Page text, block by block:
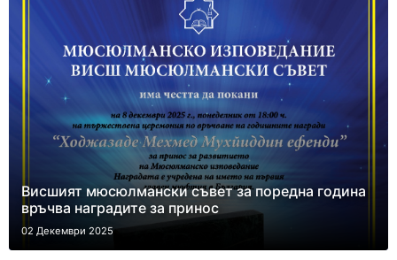
Висшият мюсюлмански съвет за поредна година
връчва наградите за принос
02 Декември 2025